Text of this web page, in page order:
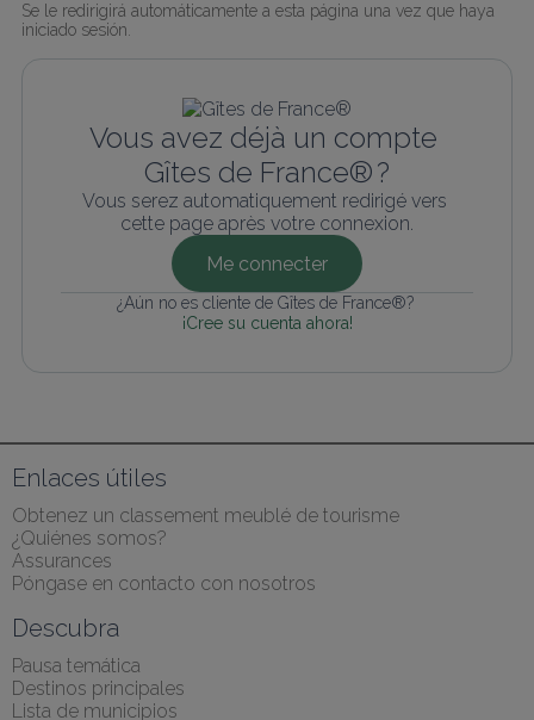
Se le redirigirá automáticamente a esta página una vez que haya
iniciado sesión.
Vous avez déjà un compte
Gîtes de France® ?
Vous serez automatiquement redirigé vers
cette page après votre connexion.
Me connecter
¿Aún no es cliente de Gîtes de France®?
¡Cree su cuenta ahora!
Enlaces útiles
Obtenez un classement meublé de tourisme
¿Quiénes somos?
Assurances
Póngase en contacto con nosotros
Descubra
Pausa temática
Destinos principales
Lista de municipios